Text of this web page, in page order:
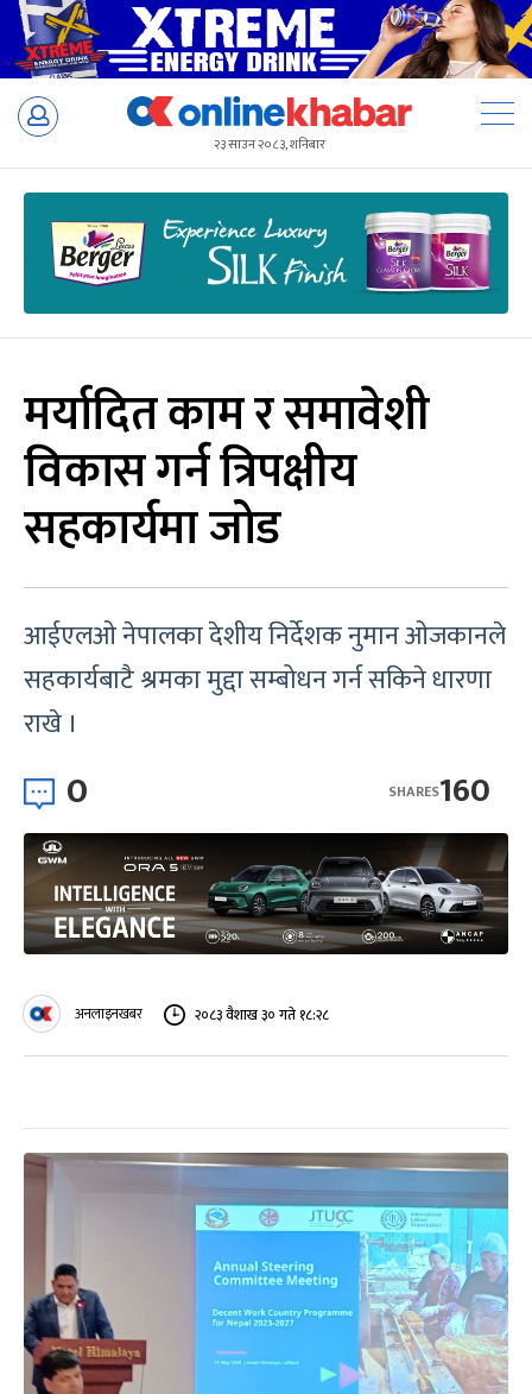
Skip
२३ साउन २०८३, शनिबार
मर्यादित काम र समावेशी
विकास गर्न त्रिपक्षीय
सहकार्यमा जोड
आईएलओ नेपालका देशीय निर्देशक नुमान ओजकानले
सहकार्यबाटै श्रमका मुद्दा सम्बोधन गर्न सकिने धारणा
राखे ।
0 160
SHARES
अनलाइनखबर २०८३ वैशाख ३० गते १८:२८